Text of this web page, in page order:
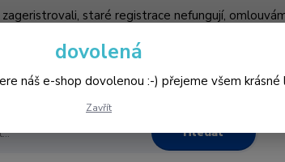
staré registrace nefungují,
Hledat
dovolená
náš e-shop dovolenou :-) přejeme všem
Zavřít